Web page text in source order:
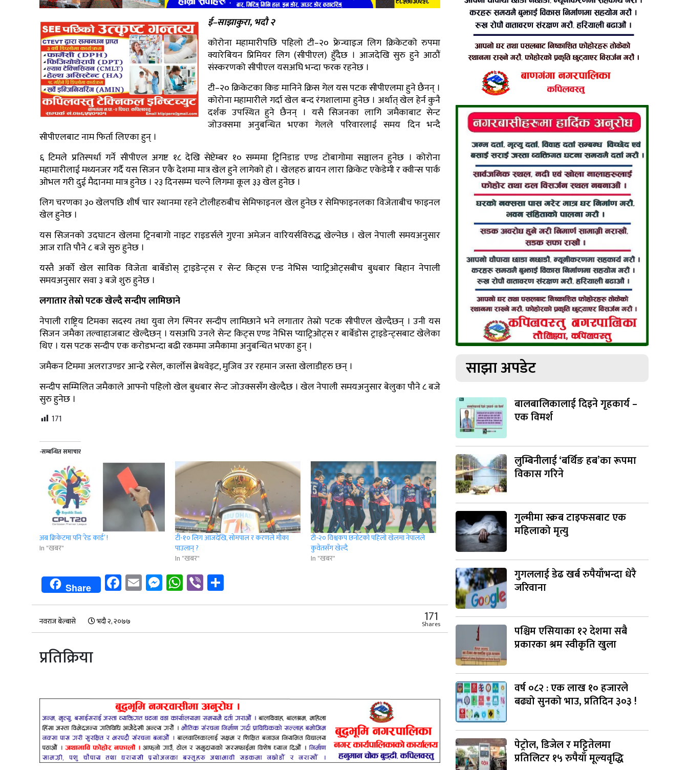
ई–साझाकुरा, भदौ २
कोरोना महामारीपछि पहिलो टी–२० फ्रेन्चाइज लिग क्रिकेटको रुपमा
क्यारेबियन प्रिमियर लिग (सीपीएल) हुँदैछ । आजदेखि सुरु हुने आठौं
संस्करणको सीपीएल यसअघि भन्दा फरक रहनेछ ।
टी–२० क्रिकेटका किङ मानिने क्रिस गेल यस पटक सीपीएलमा हुने छैनन् ।
कोरोना महामारीले गर्दा खेल बन्द रंगशालामा हुनेछ । अर्थात् खेल हेर्न कुनै
दर्शक उपस्थित हुने छैनन् । यसै सिजनका लागि जमैकाबाट सेन्ट
जोउक्समा अनुबन्धित भएका गेलले परिवारलाई समय दिन भन्दै
सीपीएलबाट नाम फिर्ता लिएका हुन् ।
६ टिमले प्रतिस्पर्धा गर्ने सीपीएल अगष्ट १८ देखि सेप्टेम्बर १० सम्ममा ट्रिनिडाड एण्ड टोबागोमा सञ्चालन हुनेछ । कोरोना
महामारीलाई मध्यनजर गर्दै यस सिजन एकै देशमा मात्र खेल हुने लागेको हो । खेलहरु ब्रायन लारा क्रिकेट एकेडेमी र क्वीन्स पार्क
ओभल गरी दुई मैदानमा मात्र हुनेछ । २३ दिनसम्म चल्ने लिगमा कूल ३३ खेल हुनेछ ।
लिग चरणका ३० खेलपछि शीर्ष चार स्थानमा रहने टोलीहरुबीच सेमिफाइनल खेल हुनेछ र सेमिफाइनलका विजेताबीच फाइनल
खेल हुनेछ ।
यस सिजनको उदघाटन खेलमा ट्रिनबागो नाइट राइडर्सले गुएना अमेजन वारियर्सविरुद्ध खेल्नेछ । खेल नेपाली समयअनुसार
आज राति पौने ८ बजे सुरु हुनेछ ।
यस्तै अर्को खेल साविक विजेता बार्बेडोस् ट्राइडेन्ट्स र सेन्ट किट्स एन्ड नेभिस प्याट्रिओट्सबीच बुधबार बिहान नेपाली
समयअनुसार सवा ३ बजे शुरु हुनेछ ।
लगातार तेस्रो पटक खेल्दै सन्दीप लामिछाने
नेपाली राष्ट्रिय टिमका सदस्य तथा युवा लेग स्पिनर सन्दीप लामिछाने भने लगातार तेस्रो पटक सीपीएल खेल्दैछन् । उनी यस
सिजन जमैका तल्वाहाजबाट खेल्दैछन् । यसअघि उनले सेन्ट किट्स एण्ड नेभिस प्याट्रिओट्स र बार्बेडोस ट्राइडेन्ट्सबाट खेलेका
थिए । यस पटक सन्दीप एक करोडभन्दा बढी रकममा जमैकामा अनुबन्धित भएका हुन् ।
जमैकन टिममा अलराउण्डर आन्द्रे रसेल, कार्लोस ब्रेथवेइट, मुजिव उर रहमान जस्ता खेलाडीहरु छन् ।
सन्दीप सम्मिलित जमैकाले आफ्नो पहिलो खेल बुधबार सेन्ट जोउक्ससँग खेल्दैछ । खेल नेपाली समयअनुसार बेलुका पौने ८ बजे
सुरु हुनेछ ।
171
-सम्बन्धित समाचार
अब क्रिकेटमा पनि ‘रेड कार्ड’ !
In "खबर"
टी-१० लिग आजदेखि, सोमपाल र करणले मौका
पाउलान् ?
In "खबर"
टी-२० विश्वकप छनोटको पहिलो खेलमा नेपालले
कुवेतसँग खेल्दै
In "खबर"
Share Facebook
EmailMessenger
WhatsApp
Viber
नवराज बेल्बासे भदौ २, २०७७ 171
Shares
प्रतिक्रिया
साझा अपडेट
बालबालिकालाई दिइने गृहकार्य –
एक विमर्श
लुम्बिनीलाई ‘बर्थिङ हब’का रूपमा
विकास गरिने
गुल्मीमा स्क्रब टाइफसबाट एक
महिलाको मृत्यु
गुगललाई डेढ खर्ब रुपैयाँभन्दा धेरै
जरिवाना
पश्चिम एसियाका १२ देशमा सबै
प्रकारका श्रम स्वीकृति खुला
वर्ष ०८२ : एक लाख १० हजारले
बढ्यो सुनको भाउ, प्रतिदिन ३०३ !
पेट्रोल, डिजेल र मट्टितेलमा
प्रतिलिटर १५ रुपैयाँ मूल्यवृद्धि